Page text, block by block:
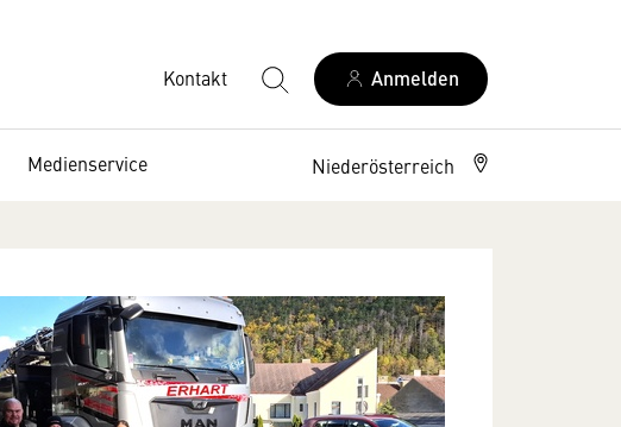
Kontakt Anmelden
Medienservice Niederösterreich